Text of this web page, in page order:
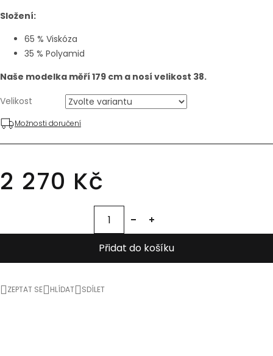
2 270 Kč
Velikost
Možnosti doručení
Přidat do košíku
Složení:
65 % Viskóza
35 % Polyamid
Naše modelka měří 179 cm a nosí velikost 38.
ZEPTAT SE HLÍDAT SDÍLET